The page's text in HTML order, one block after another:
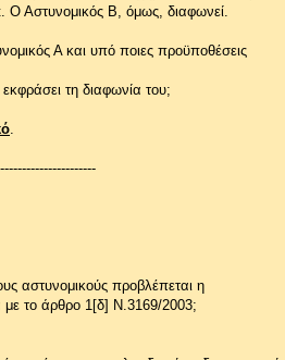
Ο Αστυνομικός Β, όμως, διαφωνεί.
Α και υπό ποιες προϋποθέσεις
τη διαφωνία του;
.
αστυνομικούς προβλέπεται η
το άρθρο 1[δ] Ν.3169/2003;